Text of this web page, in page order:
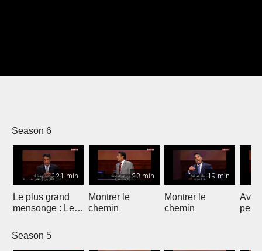
Season 6
21 min
Le plus grand
mensonge : Le
23 min
Montrer le
chemin
19 min
Montrer le
chemin
Season 5